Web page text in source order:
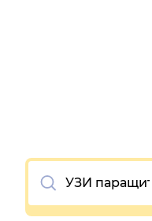
Очистить